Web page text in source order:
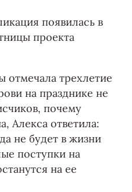
появилась в
проекта
отмечала трехлетие
на празднике не
почему
Алекса ответила:
не будет в жизни
поступки на
на ее